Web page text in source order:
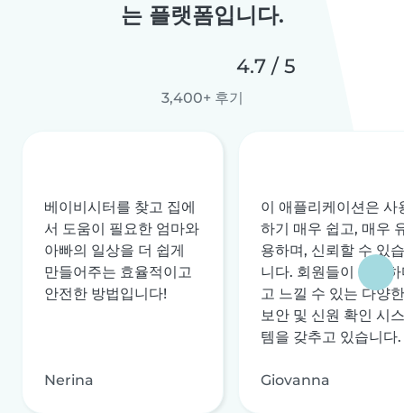
는 플랫폼입니다.
4.7 / 5
3,400+ 후기
베이비시터를 찾고 집에
서 도움이 필요한 엄마와
아빠의 일상을 더 쉽게
만들어주는 효율적이고
안전한 방법입니다!
Nerina
이 애플리케이션은 사
하기 매우 쉽고, 매우
용하며, 신뢰할 수 있습
니다. 회원들이 안전
고 느낄 수 있는 다양한
보안 및 신원 확인 시스
템을 갖추고 있습니다.
Giovanna